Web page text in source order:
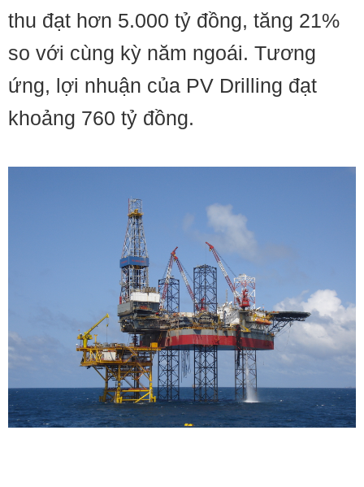
thu đạt hơn 5.000 tỷ đồng, tăng 21%
so với cùng kỳ năm ngoái. Tương
ứng, lợi nhuận của PV Drilling đạt
khoảng 760 tỷ đồng.